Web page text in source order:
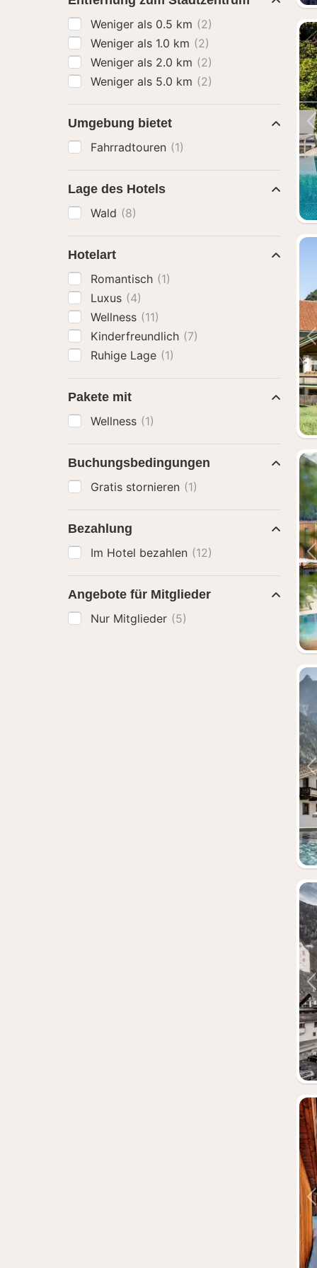
Weniger als 0.5 km (2)
Weniger als 1.0 km (2)
Weniger als 2.0 km (2)
Weniger als 5.0 km (2)
Umgebung bietet
Fahrradtouren (1)
Lage des Hotels
Wald (8)
Hotelart
Romantisch (1)
Luxus (4)
Wellness (11)
Kinderfreundlich (7)
Ruhige Lage (1)
Pakete mit
Wellness (1)
Buchungsbedingungen
Gratis stornieren (1)
Bezahlung
Im Hotel bezahlen (12)
Angebote für Mitglieder
Nur Mitglieder (5)